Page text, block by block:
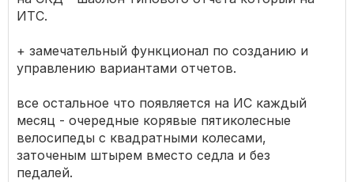
ИТС.
+ замечательный функционал по созданию и
управлению вариантами отчетов.
все остальное что появляется на ИС каждый
месяц - очередные корявые пятиколесные
велосипеды с квадратными колесами,
заточеным штырем вместо седла и без
педалей.